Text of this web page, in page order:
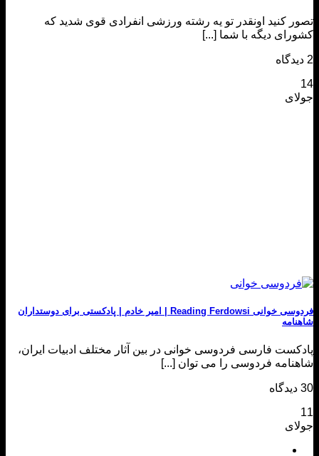
تصور کنید اونقدر تو یه رشته ورزشی انفرادی قوی شدید که
کشورای دیگه با شما [...]
2 دیدگاه
14
جولای
فردوسی خوانی Reading Ferdowsi | امیر خادم | پادکستی برای دوستداران
شاهنامه
پادکست فارسی فردوسی خوانی در بین آثار مختلف ادبیات ایران،
شاهنامه فردوسی را می توان [...]
30 دیدگاه
11
جولای